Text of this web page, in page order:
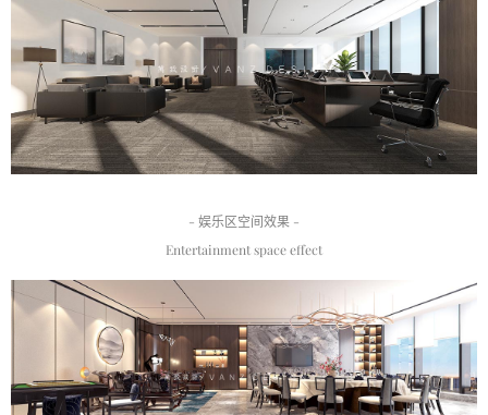
- 娱乐区空间效果 -
Entertainment space effect